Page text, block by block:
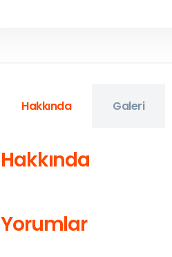
Hakkında Galeri
Hakkında
Yorumlar